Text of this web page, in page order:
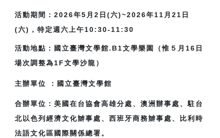
活動期間：2026年5月2日(六)~2026年11月21日
(六)，特定週六上午10:30-11:30
活動地點：國立臺灣文學館.B1文學樂園（惟５月16日
場次調整為1F文學沙龍）
主辦單位 ：國立臺灣文學館
合辦單位：美國在台協會高雄分處、澳洲辦事處、駐台
北以色列經濟文化辧事處、西班牙商務辧事處、比利時
法語文化區國際關係總署。